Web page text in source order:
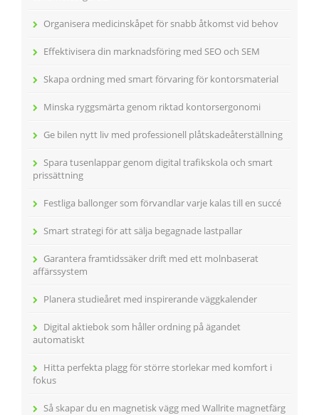
Organisera medicinskåpet för snabb åtkomst vid behov
Effektivisera din marknadsföring med SEO och SEM
Skapa ordning med smart förvaring för kontorsmaterial
Minska ryggsmärta genom riktad kontorsergonomi
Ge bilen nytt liv med professionell plåtskadeåterställning
Spara tusenlappar genom digital trafikskola och smart
prissättning
Festliga ballonger som förvandlar varje kalas till en succé
Smart strategi för att sälja begagnade lastpallar
Garantera framtidssäker drift med ett molnbaserat
affärssystem
Planera studieåret med inspirerande väggkalender
Digital aktiebok som håller ordning på ägandet
automatiskt
Hitta perfekta plagg för större storlekar med komfort i
fokus
Så skapar du en magnetisk vägg med Wallrite magnetfärg